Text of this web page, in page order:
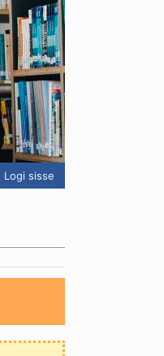
Logi sisse